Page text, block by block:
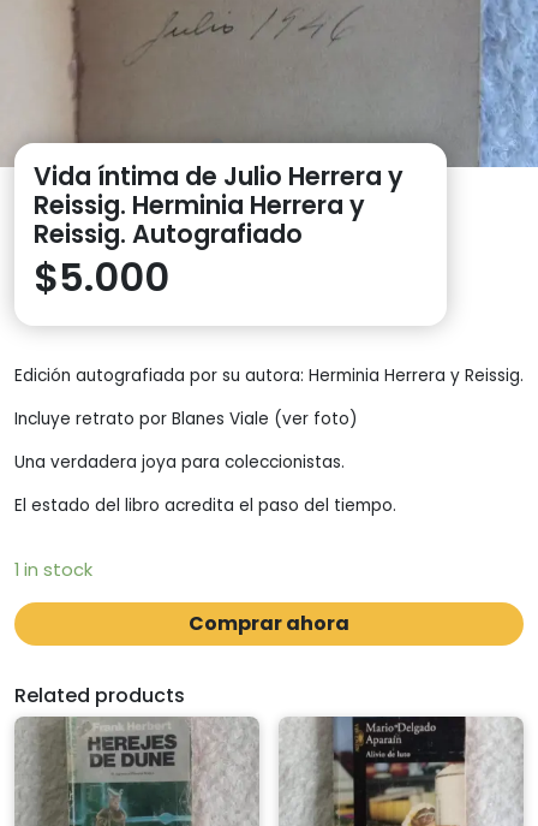
Vida íntima de Julio Herrera y
Reissig. Herminia Herrera y
Reissig. Autografiado
$5.000
Edición autografiada por su autora: Herminia Herrera y Reissig.
Incluye retrato por Blanes Viale (ver foto)
Una verdadera joya para coleccionistas.
El estado del libro acredita el paso del tiempo.
1 in stock
Comprar ahora
Related products